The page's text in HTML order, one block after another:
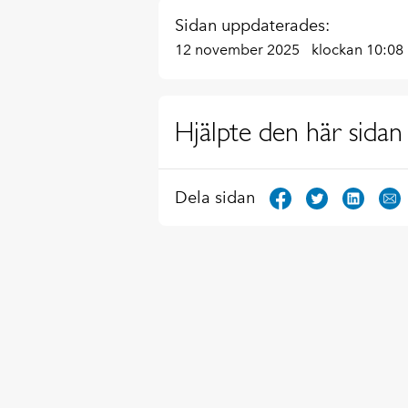
Sidan uppdaterades:
12 november 2025 klockan 10:08
Hjälpte den här sidan
Dela sidan